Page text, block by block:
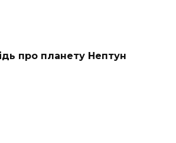
про планету Нептун